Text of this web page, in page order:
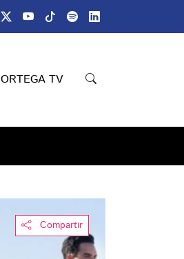
ORTEGA TV
Compartir